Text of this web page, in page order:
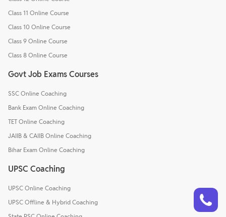
Class 11 Online Course
Class 10 Online Course
Class 9 Online Course
Class 8 Online Course
Govt Job Exams Courses
SSC Online Coaching
Bank Exam Online Coaching
TET Online Coaching
JAIIB & CAIIB Online Coaching
Bihar Exam Online Coaching
UPSC Coaching
UPSC Online Coaching
UPSC Offline & Hybrid Coaching